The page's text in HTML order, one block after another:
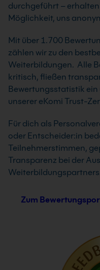
durchgeführt –
Möglichkeit, uns
Mit über 1.700
zählen wir zu den
Weiterbildungen. Alle
kritisch, fließen
Bewertungsstatistik
unserer eKomi Trust-
Für dich als
oder Entscheider:in
Teilnehmerstimmen,
Transparenz bei der
Zum